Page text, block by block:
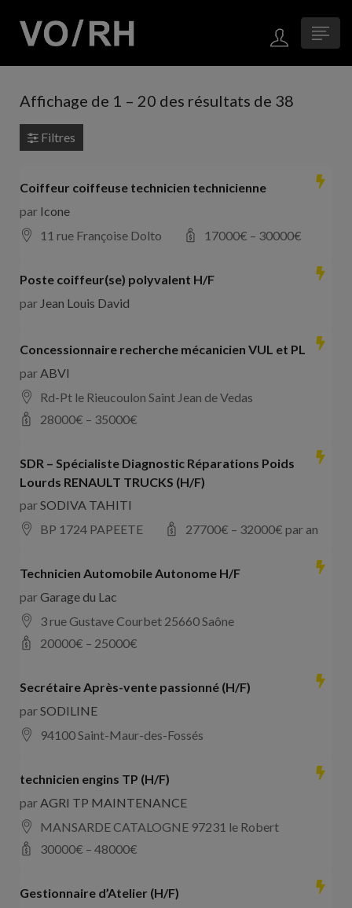
Affichage de 1 – 20 des résultats de 38
Filtres
Coiffeur coiffeuse technicien technicienne
par Icone
11 rue Françoise Dolto
17000€ – 30000€
Poste coiffeur(se) polyvalent H/F
par Jean Louis David
Concessionnaire recherche mécanicien VUL et PL
parABVI
Rd-Pt le Rieucoulon Saint Jean de Vedas
28000€ – 35000€
SDR – Spécialiste Diagnostic Réparations Poids
Lourds RENAULT TRUCKS (H/F)
parSODIVA TAHITI
BP 1724 PAPEETE
27700€ – 32000€ par an
Technicien Automobile Autonome H/F
parGarage du Lac
3 rue Gustave Courbet 25660 Saône
20000€ – 25000€
Secrétaire Après-vente passionné (H/F)
parSODILINE
94100 Saint-Maur-des-Fossés
technicien engins TP (H/F)
parAGRI TP MAINTENANCE
MANSARDE CATALOGNE 97231 le Robert
30000€ – 48000€
Gestionnaire d’Atelier (H/F)